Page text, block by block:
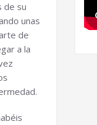
de su
unas
de
a la